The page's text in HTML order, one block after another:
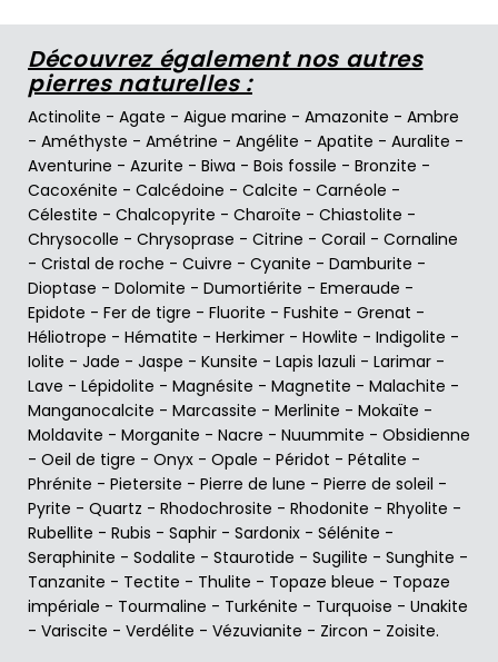
Découvrez également nos autres
pierres naturelles :
Actinolite - Agate - Aigue marine - Amazonite - Ambre
- Améthyste - Amétrine - Angélite - Apatite - Auralite -
Aventurine - Azurite - Biwa - Bois fossile - Bronzite -
Cacoxénite - Calcédoine - Calcite - Carnéole -
Célestite - Chalcopyrite - Charoïte - Chiastolite -
Chrysocolle - Chrysoprase - Citrine - Corail - Cornaline
- Cristal de roche - Cuivre - Cyanite - Damburite -
Dioptase - Dolomite - Dumortiérite - Emeraude -
Epidote - Fer de tigre - Fluorite - Fushite - Grenat -
Héliotrope - Hématite - Herkimer - Howlite - Indigolite -
Iolite - Jade - Jaspe - Kunsite - Lapis lazuli - Larimar -
Lave - Lépidolite - Magnésite - Magnetite - Malachite -
Manganocalcite - Marcassite - Merlinite - Mokaïte -
Moldavite - Morganite - Nacre - Nuummite - Obsidienne
- Oeil de tigre - Onyx - Opale - Péridot - Pétalite -
Phrénite - Pietersite - Pierre de lune - Pierre de soleil -
Pyrite - Quartz - Rhodochrosite - Rhodonite - Rhyolite -
Rubellite - Rubis - Saphir - Sardonix - Sélénite -
Seraphinite - Sodalite - Staurotide - Sugilite - Sunghite -
Tanzanite - Tectite - Thulite - Topaze bleue - Topaze
impériale - Tourmaline - Turkénite - Turquoise - Unakite
- Variscite - Verdélite - Vézuvianite - Zircon - Zoisite.